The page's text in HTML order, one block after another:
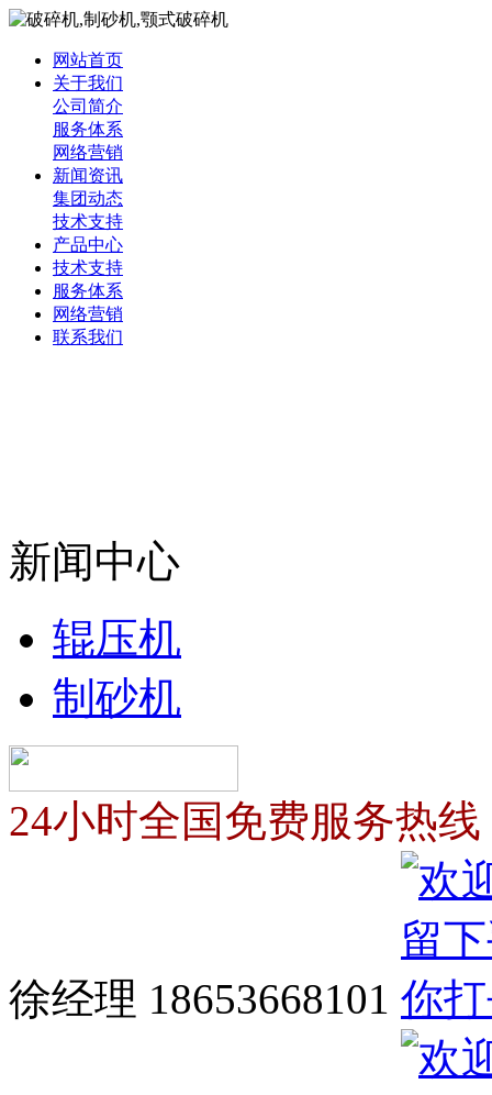
网站首页
关于我们
公司简介
服务体系
网络营销
新闻资讯
集团动态
技术支持
产品中心
技术支持
服务体系
网络营销
联系我们
新闻中心
辊压机
制砂机
24小时全国免费服务热线
徐经理 18653668101